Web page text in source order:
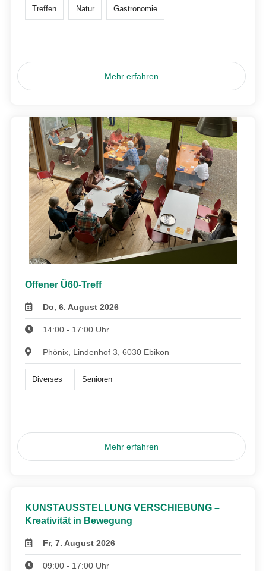
Treffen Natur Gastronomie
Mehr erfahren
Offener Ü60-Treff
Do, 6. August 2026
14:00 - 17:00 Uhr
Phönix, Lindenhof 3, 6030 Ebikon
Diverses Senioren
Mehr erfahren
KUNSTAUSSTELLUNG VERSCHIEBUNG –
Kreativität in Bewegung
Fr, 7. August 2026
09:00 - 17:00 Uhr